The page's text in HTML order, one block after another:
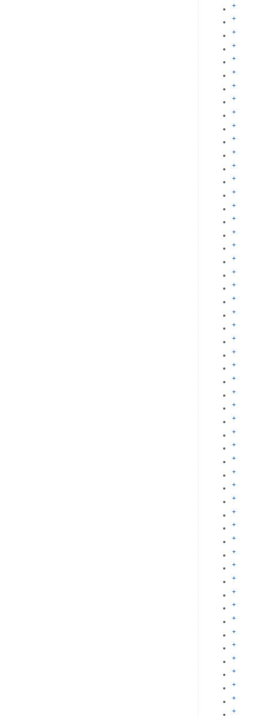
+
+
+
+
+
+
+
+
+
+
+
+
+
+
+
+
+
+
+
+
+
+
+
+
+
+
+
+
+
+
+
+
+
+
+
+
+
+
+
+
+
+
+
+
+
+
+
+
+
+
+
+
+
+